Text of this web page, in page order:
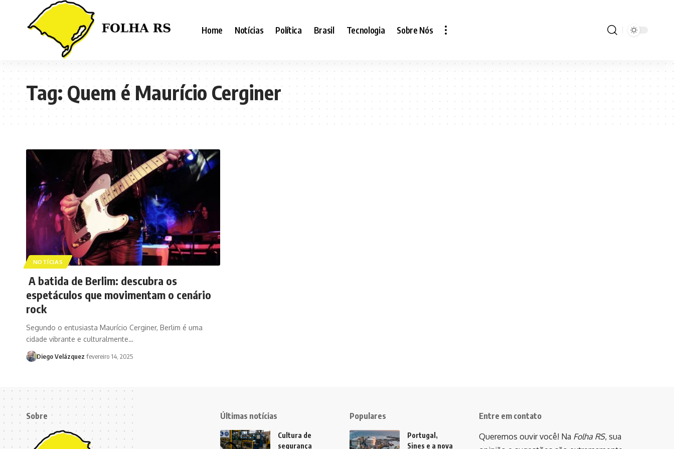
Home Notícias Política Brasil Tecnologia Sobre Nós
Tag:Quem é Maurício Cerginer
NOTÍCIAS
A batida de Berlim: descubra os
espetáculos que movimentam o cenário
rock
Segundo o entusiasta Maurício Cerginer, Berlim é uma
cidade vibrante e culturalmente…
Diego Velázquez fevereiro 14, 2025
Sobre Últimas notícias
Cultura de
segurança
Populares
Portugal,
Sines e a nova
Entre em contato
Queremos ouvir você! Na Folha RS, sua